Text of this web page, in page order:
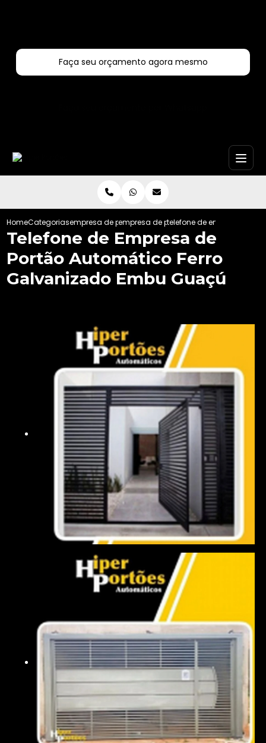
Faça seu orçamento agora mesmo
HomeCategoriasempresa de portoes automaticos
empresa de portao automatico de
telefone de empresa de
Telefone de Empresa de
Portão Automático Ferro
Galvanizado Embu Guaçú